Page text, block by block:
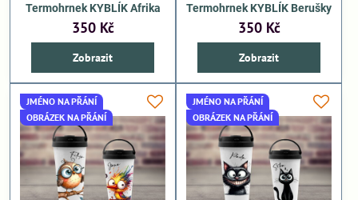
Termohrnek KYBLÍK Afrika
350 Kč
Zobrazit
Termohrnek KYBLÍK Berušky
350 Kč
Zobrazit
JMÉNO NA PŘÁNÍ
OBRÁZEK NA PŘÁNÍ
JMÉNO NA PŘÁNÍ
OBRÁZEK NA PŘÁNÍ